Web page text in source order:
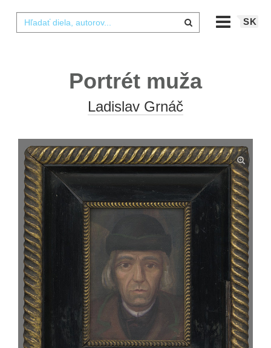
SK
Portrét muža
Ladislav Grnáč